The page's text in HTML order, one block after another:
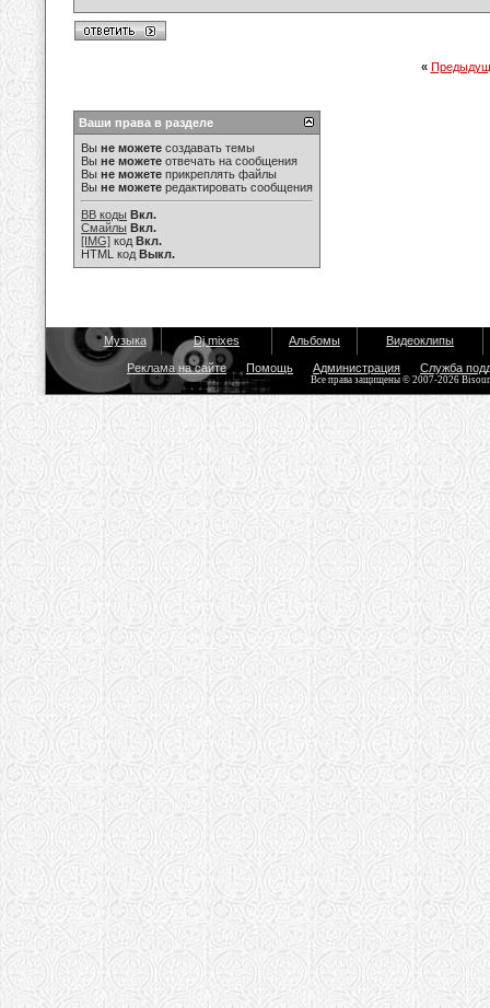
«
Ваши права в разделе
Вы не можете создавать темы
Вы не можете отвечать на сообщения
Вы не можете прикреплять файлы
Вы не можете редактировать сообщения
BB коды Вкл.
Смайлы Вкл.
[IMG] код Вкл.
HTML код Выкл.
Музыка Dj mixes Альбомы Видеоклипы
Реклама на сайте Помощь Администрация Служба
Все права защищены © 2007-2026